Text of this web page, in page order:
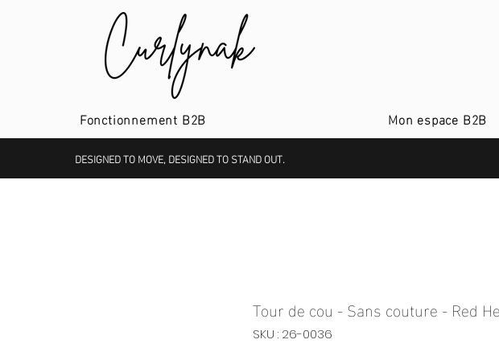
Fonctionnement B2B Mon espace B2B
DESIGNED TO MOVE, DESIGNED TO STAND OUT.
Tour de cou - Sans couture - Red
SKU : 26-0036